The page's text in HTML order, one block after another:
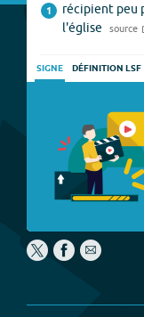
1
récipient peu
l'église
source
SIGNE DÉFINITION LSF